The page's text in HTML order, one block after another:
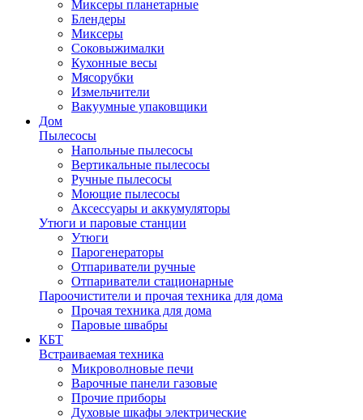
Миксеры планетарные
Блендеры
Миксеры
Соковыжималки
Кухонные весы
Мясорубки
Измельчители
Вакуумные упаковщики
Дом
Пылесосы
Напольные пылесосы
Вертикальные пылесосы
Ручные пылесосы
Моющие пылесосы
Аксессуары и аккумуляторы
Утюги и паровые станции
Утюги
Парогенераторы
Отпариватели ручные
Отпариватели стационарные
Пароочистители и прочая техника для дома
Прочая техника для дома
Паровые швабры
КБТ
Встраиваемая техника
Микроволновые печи
Варочные панели газовые
Прочие приборы
Духовые шкафы электрические